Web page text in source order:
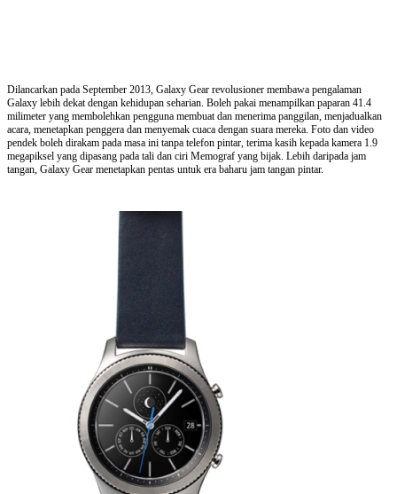
Dilancarkan pada September 2013, Galaxy Gear revolusioner membawa pengalaman
Galaxy lebih dekat dengan kehidupan seharian. Boleh pakai menampilkan paparan 41.4
milimeter yang membolehkan pengguna membuat dan menerima panggilan, menjadualkan
acara, menetapkan penggera dan menyemak cuaca dengan suara mereka. Foto dan video
pendek boleh dirakam pada masa ini tanpa telefon pintar, terima kasih kepada kamera 1.9
megapiksel yang dipasang pada tali dan ciri Memograf yang bijak. Lebih daripada jam
tangan, Galaxy Gear menetapkan pentas untuk era baharu jam tangan pintar.